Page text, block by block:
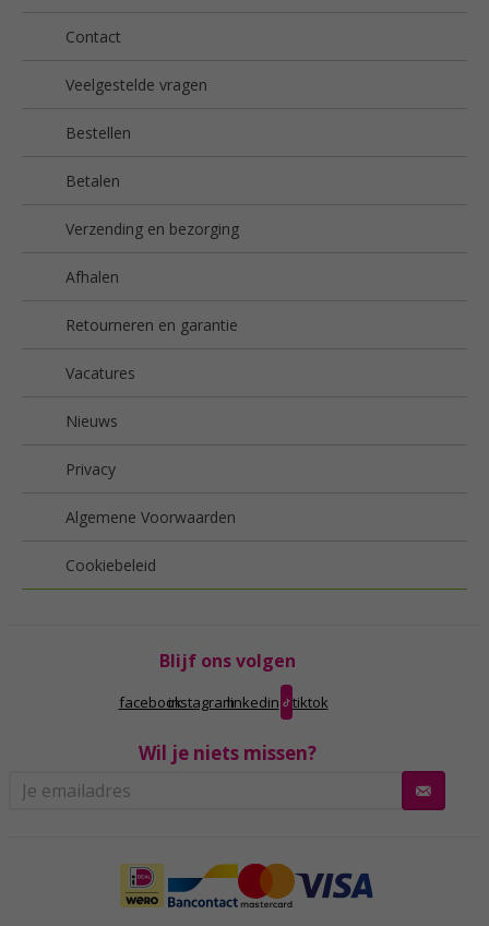
Contact
Veelgestelde vragen
Bestellen
Betalen
Verzending en bezorging
Afhalen
Retourneren en garantie
Vacatures
Nieuws
Privacy
Algemene Voorwaarden
Cookiebeleid
Blijf ons volgen
facebookinstagramlinkedin tiktok
Wil je niets missen?